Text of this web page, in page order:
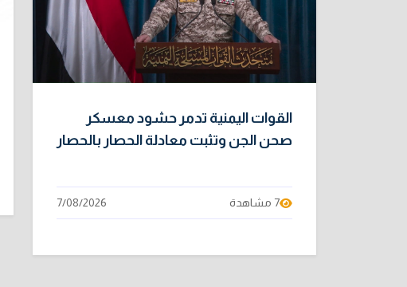
القوات اليمنية تدمر حشود معسكر
صحن الجن وتثبت معادلة الحصار بالحصار
7 مشاهدة 7/08/2026